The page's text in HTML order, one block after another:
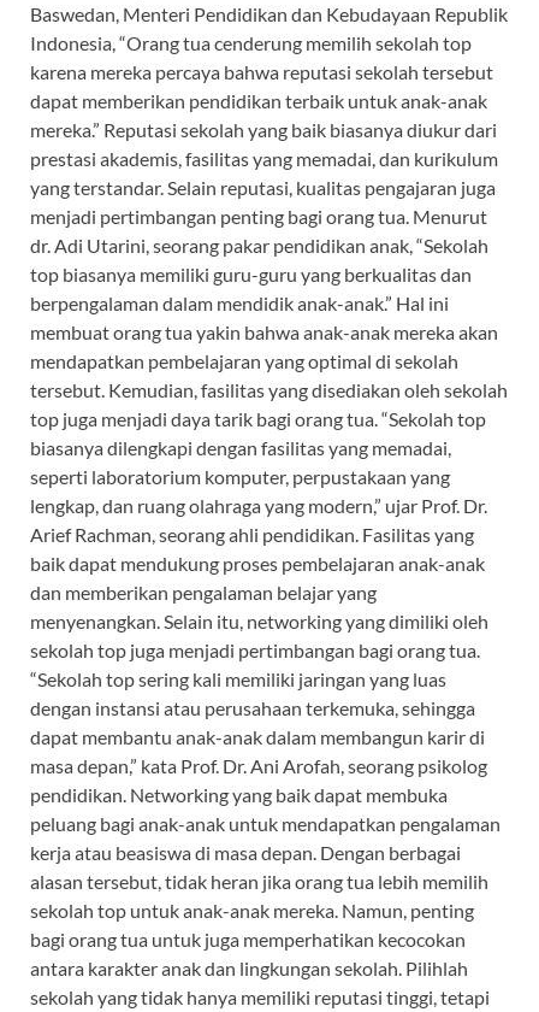
Baswedan, Menteri Pendidikan dan Kebudayaan Republik
Indonesia, “Orang tua cenderung memilih sekolah top
karena mereka percaya bahwa reputasi sekolah tersebut
dapat memberikan pendidikan terbaik untuk anak-anak
mereka.” Reputasi sekolah yang baik biasanya diukur dari
prestasi akademis, fasilitas yang memadai, dan kurikulum
yang terstandar. Selain reputasi, kualitas pengajaran juga
menjadi pertimbangan penting bagi orang tua. Menurut
dr. Adi Utarini, seorang pakar pendidikan anak, “Sekolah
top biasanya memiliki guru-guru yang berkualitas dan
berpengalaman dalam mendidik anak-anak.” Hal ini
membuat orang tua yakin bahwa anak-anak mereka akan
mendapatkan pembelajaran yang optimal di sekolah
tersebut. Kemudian, fasilitas yang disediakan oleh sekolah
top juga menjadi daya tarik bagi orang tua. “Sekolah top
biasanya dilengkapi dengan fasilitas yang memadai,
seperti laboratorium komputer, perpustakaan yang
lengkap, dan ruang olahraga yang modern,” ujar Prof. Dr.
Arief Rachman, seorang ahli pendidikan. Fasilitas yang
baik dapat mendukung proses pembelajaran anak-anak
dan memberikan pengalaman belajar yang
menyenangkan. Selain itu, networking yang dimiliki oleh
sekolah top juga menjadi pertimbangan bagi orang tua.
“Sekolah top sering kali memiliki jaringan yang luas
dengan instansi atau perusahaan terkemuka, sehingga
dapat membantu anak-anak dalam membangun karir di
masa depan,” kata Prof. Dr. Ani Arofah, seorang psikolog
pendidikan. Networking yang baik dapat membuka
peluang bagi anak-anak untuk mendapatkan pengalaman
kerja atau beasiswa di masa depan. Dengan berbagai
alasan tersebut, tidak heran jika orang tua lebih memilih
sekolah top untuk anak-anak mereka. Namun, penting
bagi orang tua untuk juga memperhatikan kecocokan
antara karakter anak dan lingkungan sekolah. Pilihlah
sekolah yang tidak hanya memiliki reputasi tinggi, tetapi